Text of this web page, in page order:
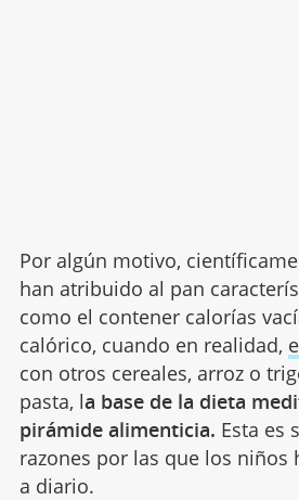
Por algún motivo,
han atribuido al pan
como el contener calorías
calórico, cuando en realidad,
con otros cereales, arroz o
pasta, la base de la dieta
pirámide alimenticia. Esta es
razones por las que los niños
a diario.